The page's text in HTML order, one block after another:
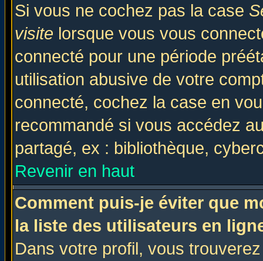
Si vous ne cochez pas la case
visite lorsque vous vous
connecté pour une période
utilisation abusive de votre
connecté, cochez la case en
recommandé si vous accédez
partagé, ex : bibliothèque,
Revenir en haut
Comment puis-je éviter que
la liste des utilisateurs en
Dans votre profil, vous